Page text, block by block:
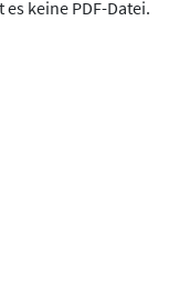
keine PDF-Datei.